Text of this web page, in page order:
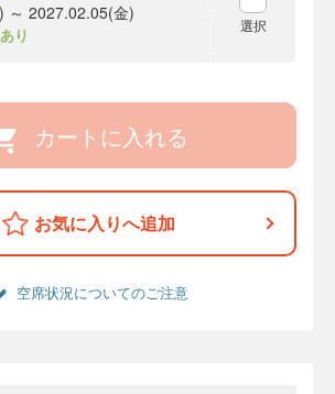
～ 2027.02.05(金)
り 選択
カートに入れる
お気に入りへ追加
空席状況についてのご注意